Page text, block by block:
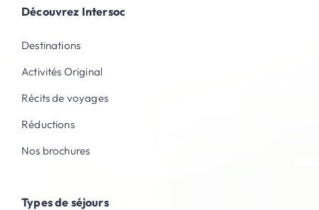
Découvrez Intersoc
Destinations
Activités Original
Récits de voyages
Réductions
Nos brochures
Types de séjours